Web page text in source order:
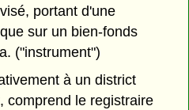
portant d'une
sur un bien-fonds
("instrument")
à un district
comprend le registraire